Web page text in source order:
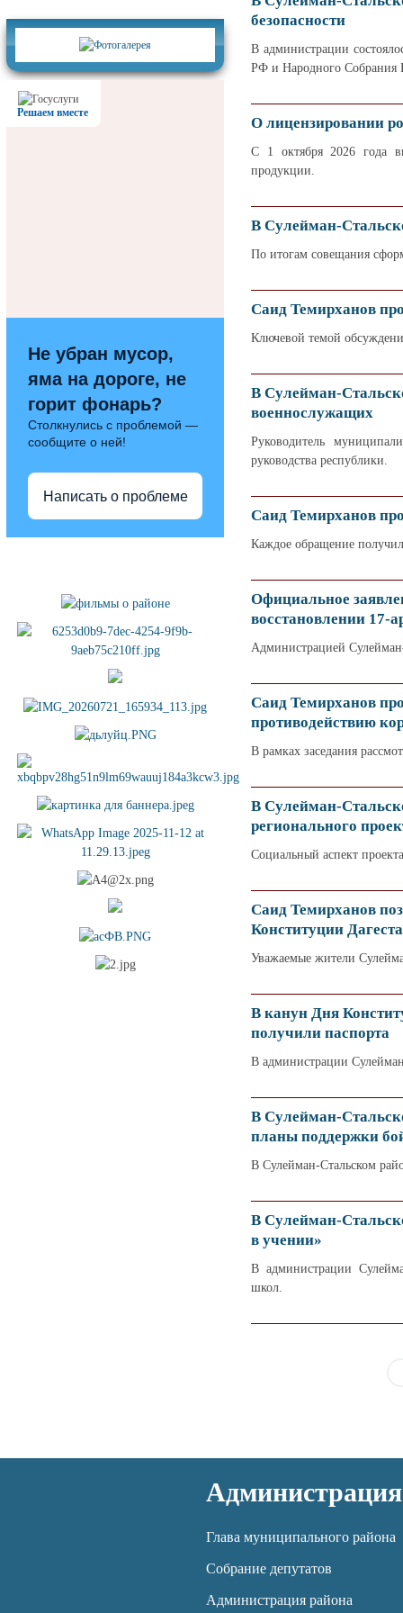
Решаем вместе
Не убран мусор,
яма на дороге, не
горит фонарь?
Столкнулись с проблемой —
сообщите о ней!
Написать о проблеме
безопасности
В администрации
РФ и Народного Собрания
О лицензировании
С 1 октября 2026 года
продукции.
В Сулейман-
По итогам совещания
Саид Темирханов
Ключевой темой
В Сулейман-
военнослужащих
Руководитель
руководства республики.
Саид Темирханов
Каждое обращение
Официальное
восстановлении 17-
Администрацией
Саид Темирханов
противодействию
В рамках заседания
В Сулейман-
регионального
Социальный аспект
Саид Темирханов
Конституции
Уважаемые жители
В канун Дня
получили паспорта
В администрации
В Сулейман-
планы поддержки
В Сулейман-Стальском
В Сулейман-
в учении»
В администрации
школ.
Администрация
Глава муниципального района
Собрание депутатов
Администрация района